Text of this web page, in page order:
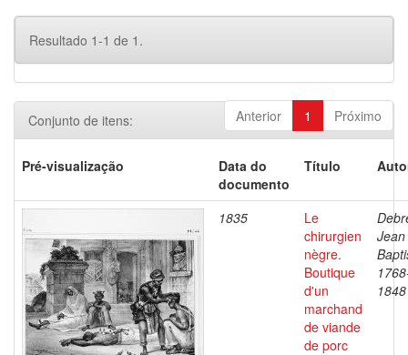
Resultado 1-1 de 1.
Anterior 1 Próximo
Conjunto de itens:
Pré-visualização
Data do
documento
Título
1835
Le
chirurgien
nègre.
Boutique
d'un
marchand
de viande
de porc
Jean
1848